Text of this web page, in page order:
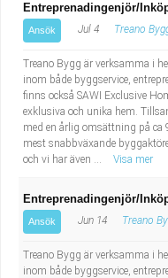
Entreprenadingenjör/
Ansök Jul 4 Treano
Treano Bygg är verksamma i
inom både byggservice,
finns också SAWI Exclusive
exklusiva och unika hem.
med en årlig omsättning på ca
mest snabbväxande
och vi har även ...
Visa mer
Entreprenadingenjör/
Ansök Jun 14 Treano
Treano Bygg är verksamma i
inom både byggservice,